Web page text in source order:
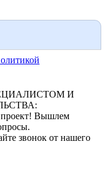
И
проект! Вышлем
звонок от нашего